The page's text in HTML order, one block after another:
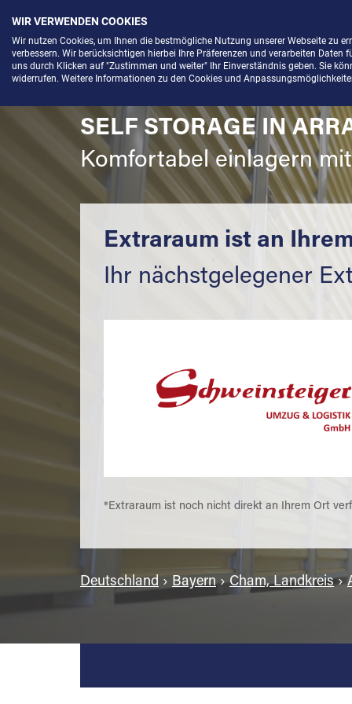
Menü
SELF STORAGE IN
Komfortabel einlagern
Extraraum ist an
Ihr nächstgelegener
*Extraraum ist noch nicht direkt an Ihrem Ort
Deutschland › Bayern›Cham, Landkreis›
WIR VERWENDEN COOKIES
Wir nutzen Cookies, um Ihnen die bestmögliche Nutzung unserer Webseite zu
verbessern. Wir berücksichtigen hierbei Ihre Präferenzen und verarbeiten
uns durch Klicken auf "Zustimmen und weiter" Ihr Einverständnis geben. Sie
widerrufen. Weitere Informationen zu den Cookies und